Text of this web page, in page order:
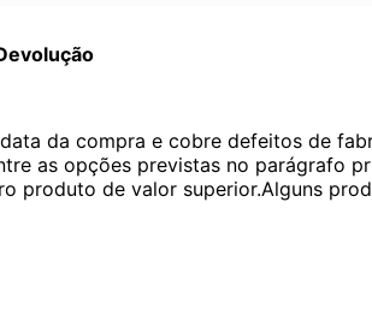
da compra e cobre defeitos de
as opções previstas no parágrafo
produto de valor superior.Alguns